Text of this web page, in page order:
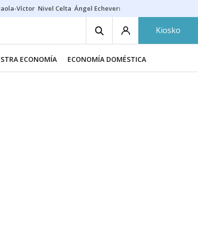
Víctor Nivel Celta Ángel Echeverría
Kiosko
ECONOMÍA ECONOMÍA DOMÉSTICA